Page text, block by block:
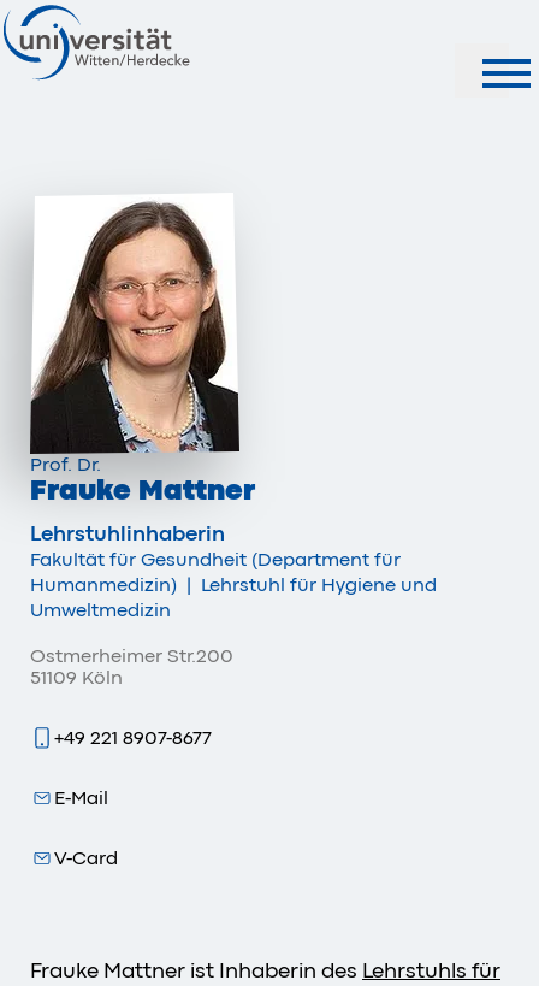
Prof. Dr.
Frauke Mattner
Lehrstuhlinhaberin
Fakultät für Gesundheit (Department für
Humanmedizin) | Lehrstuhl für Hygiene und
Umweltmedizin
Ostmerheimer Str.200
51109 Köln
+49 221 8907-8677
E-Mail
V-Card
Frauke Mattner ist Inhaberin des Lehrstuhls für